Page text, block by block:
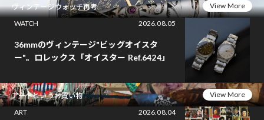
ヴィンテージウォッチ再考
View More
WATCH
2026.08.05
36mmのヴィンテージ"ビッグオイスタ
ー"。ロレックス「オイスター Ref.6424」
アートというお買い物
View More
ART
2026.08.04